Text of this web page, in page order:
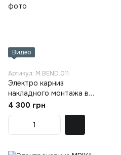
Видео
Артикул: M.BEND.011
Электро карниз
накладного монтажа в
нишу Mriya Bend Белый
(M.BEND.01)
4 300 грн